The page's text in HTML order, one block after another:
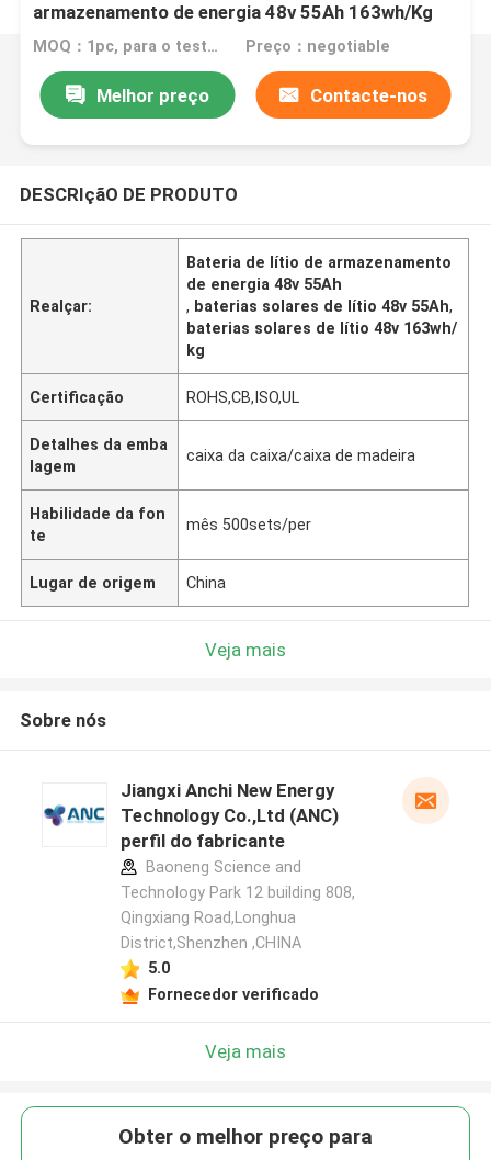
armazenamento de energia 48v 55Ah 163wh/Kg
MOQ：1pc, para o teste de amostra Preço：negotiable
Melhor preço Contacte-nos
DESCRIçãO DE PRODUTO
Realçar:
Bateria de lítio de armazenamento
de energia 48v 55Ah
, baterias solares de lítio 48v 55Ah,
baterias solares de lítio 48v 163wh/
kg
Certificação ROHS,CB,ISO,UL
Detalhes da emba
lagem
caixa da caixa/caixa de madeira
Habilidade da fon
te
mês 500sets/per
Lugar de origem China
Veja mais
Sobre nós
Jiangxi Anchi New Energy
Technology Co.,Ltd (ANC)
perfil do fabricante
Baoneng Science and
Technology Park 12 building 808,
Qingxiang Road,Longhua
District,Shenzhen ,CHINA
5.0
Fornecedor verificado
Veja mais
Obter o melhor preço para